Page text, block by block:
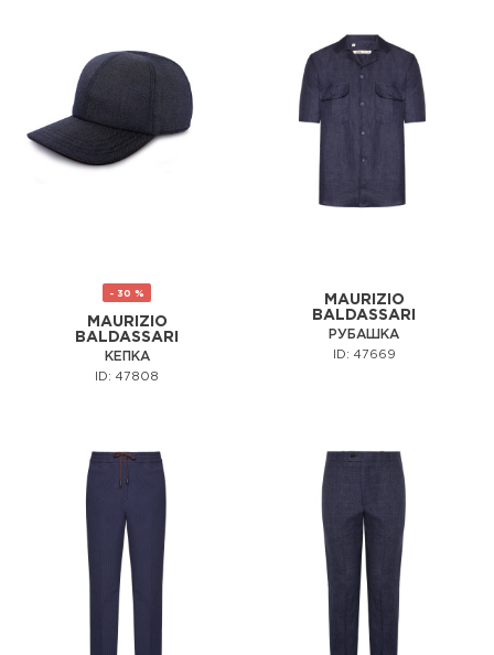
- 30 %
MAURIZIO
BALDASSARI
КЕПКА
ID: 47808
MAURIZIO
BALDASSARI
РУБАШКА
ID: 47669